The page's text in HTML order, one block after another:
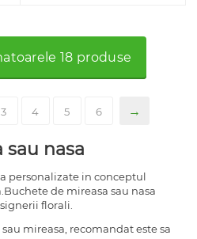
sau nasa
personalizate in conceptul
de mireasa sau nasa
florali.
mireasa, recomandat este sa
18 produse
3 4 5 6